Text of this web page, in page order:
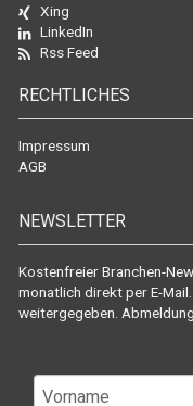
Xing
LinkedIn
Rss Feed
RECHTLICHES
Impressum
AGB
NEWSLETTER
Kostenfreier Branchen-
monatlich direkt per E-
weitergegeben.